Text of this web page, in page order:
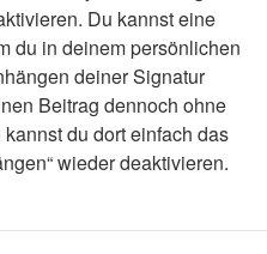
Du kannst eine
du in deinem persönlichen
deiner Signatur
Beitrag dennoch ohne
du dort einfach das
wieder deaktivieren.